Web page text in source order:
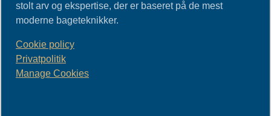
stolt arv og ekspertise, der er baseret på de mest
moderne bageteknikker.
Cookie policy
Privatpolitik
Manage Cookies